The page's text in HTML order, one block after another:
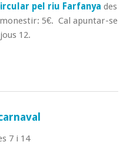
pel riu Farfanya des
5€. Cal apuntar-se
12.
7 i 14